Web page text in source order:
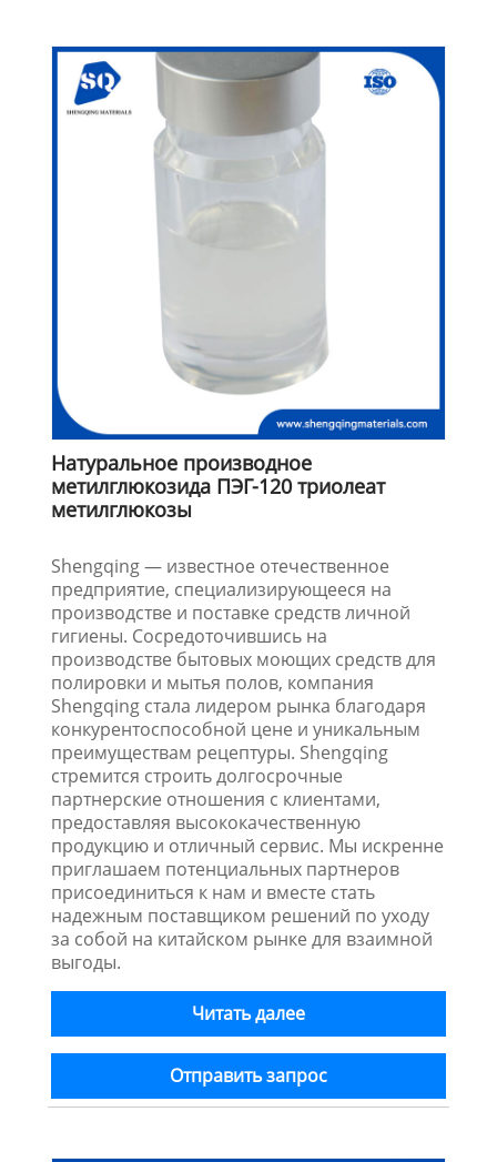
Натуральное производное
метилглюкозида ПЭГ-120 триолеат
метилглюкозы
Shengqing — известное отечественное
предприятие, специализирующееся на
производстве и поставке средств личной
гигиены. Сосредоточившись на
производстве бытовых моющих средств для
полировки и мытья полов, компания
Shengqing стала лидером рынка благодаря
конкурентоспособной цене и уникальным
преимуществам рецептуры. Shengqing
стремится строить долгосрочные
партнерские отношения с клиентами,
предоставляя высококачественную
продукцию и отличный сервис. Мы искренне
приглашаем потенциальных партнеров
присоединиться к нам и вместе стать
надежным поставщиком решений по уходу
за собой на китайском рынке для взаимной
выгоды.
Читать далее
Отправить запрос